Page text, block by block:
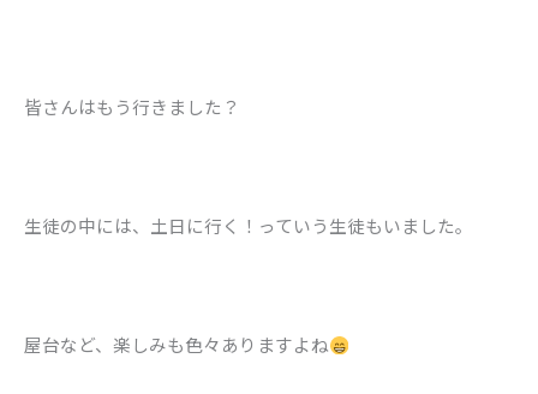
皆さんはもう行きました？
生徒の中には、土日に行く！っていう生徒もいました。
屋台など、楽しみも色々ありますよね